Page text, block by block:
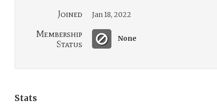
Joined Jan 18, 2022
Membership
Status
None
Stats